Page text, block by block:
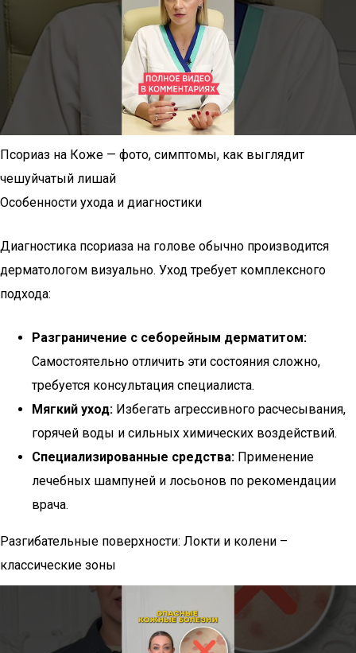
Псориаз на Коже — фото, симптомы, как выглядит
чешуйчатый лишай
Особенности ухода и диагностики
Диагностика псориаза на голове обычно производится
дерматологом визуально. Уход требует комплексного
подхода:
Разграничение с себорейным дерматитом:
Самостоятельно отличить эти состояния сложно,
требуется консультация специалиста.
Мягкий уход: Избегать агрессивного расчесывания,
горячей воды и сильных химических воздействий.
Специализированные средства: Применение
лечебных шампуней и лосьонов по рекомендации
врача.
Разгибательные поверхности: Локти и колени –
классические зоны